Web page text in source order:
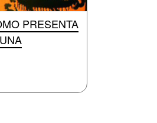
PRESENTA